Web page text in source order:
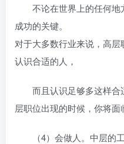
不论在世界上的任何
成功的关键。
对于大多数行业来说，高
认识合适的人，
而且认识足够多这样
层职位出现的时候，你将面
（4）会做人。中层的